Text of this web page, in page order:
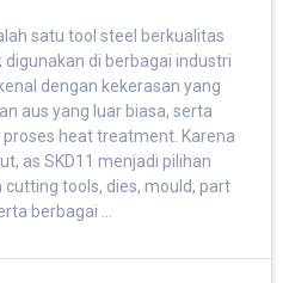
satu tool steel berkualitas
di berbagai industri
dengan kekerasan yang
aus yang luar biasa, serta
heat treatment. Karena
as SKD11 menjadi pilihan
tools, dies, mould, part
berbagai …